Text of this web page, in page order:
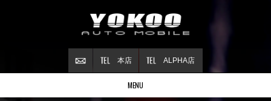
ALPHA店
本店
MENU